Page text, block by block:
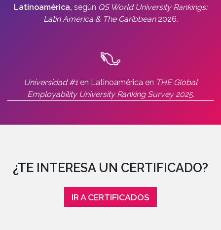
Latinoamérica, según QS World University Rankings:
Latin America & The Caribbean2026.
Universidad #1 en Latinoamérica en THE Global
Employability University Ranking Survey 2025.
¿TE INTERESA UN CERTIFICADO?
IR A CERTIFICADOS